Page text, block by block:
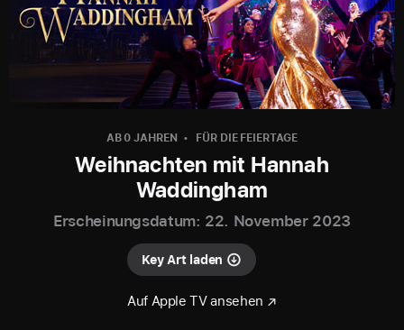
AB 0 JAHREN FÜR DIE FEIERTAGE
Weihnachten mit Hannah
Waddingham
Erscheinungsdatum: 22. November 2023
Key Art laden
Auf Apple TV ansehen